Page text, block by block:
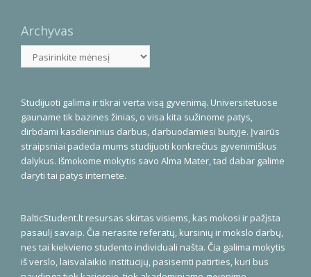
Archyvas
Archyvas
Studijuoti galima ir tikrai verta visą gyvenimą. Universitetuose
gauname tik bazines žinias, o visa kita sužinome patys,
dirbdami kasdieninius darbus, darbuodamiesi buityje. Įvairūs
straipsniai padeda mums studijuoti konkrečius gyvenimiškus
dalykus. Išmokome mokytis savo Alma Mater, tad dabar galime
daryti tai patys internete.
BalticStudent.lt resursas skirtas visiems, kas mokosi ir pažįsta
pasaulį savaip. Čia nerasite referatų, kursinių ir mokslo darbų,
nes tai kiekvieno studento individuali našta. Čia galima mokytis
iš verslo, laisvalaikio institucijų, pasisemti patirties, kuri bus